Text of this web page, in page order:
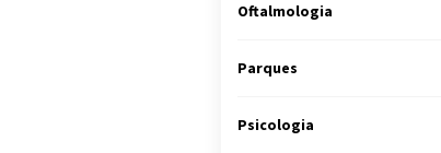
Oftalmologia
Parques
Psicologia